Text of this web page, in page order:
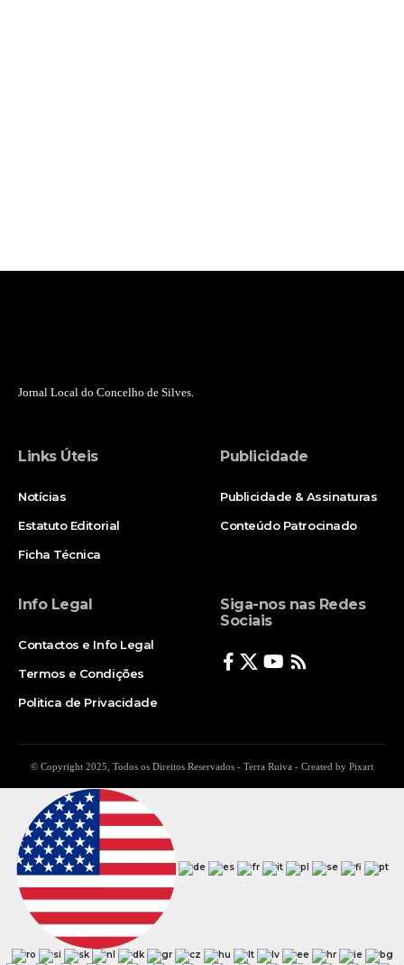
Jornal Local do Concelho de Silves.
Links Úteis
Notícias
Estatuto Editorial
Ficha Técnica
Publicidade
Publicidade & Assinaturas
Conteúdo Patrocinado
Info Legal
Contactos e Info Legal
Termos e Condições
Politica de Privacidade
Siga-nos nas Redes
Sociais
© Copyright 2025, Todos os Direitos Reservados - Terra Ruiva - Created by Pixart